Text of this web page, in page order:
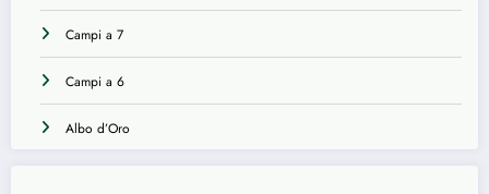
Campi a 7
Campi a 6
Albo d’Oro